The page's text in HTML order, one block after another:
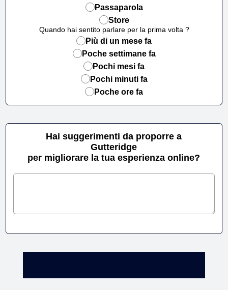
Passaparola
Store
Quando hai sentito parlare per la prima volta ?
Più di un mese fa
Poche settimane fa
Pochi mesi fa
Pochi minuti fa
Poche ore fa
Hai suggerimenti da proporre a
Gutteridge
per migliorare la tua esperienza online?